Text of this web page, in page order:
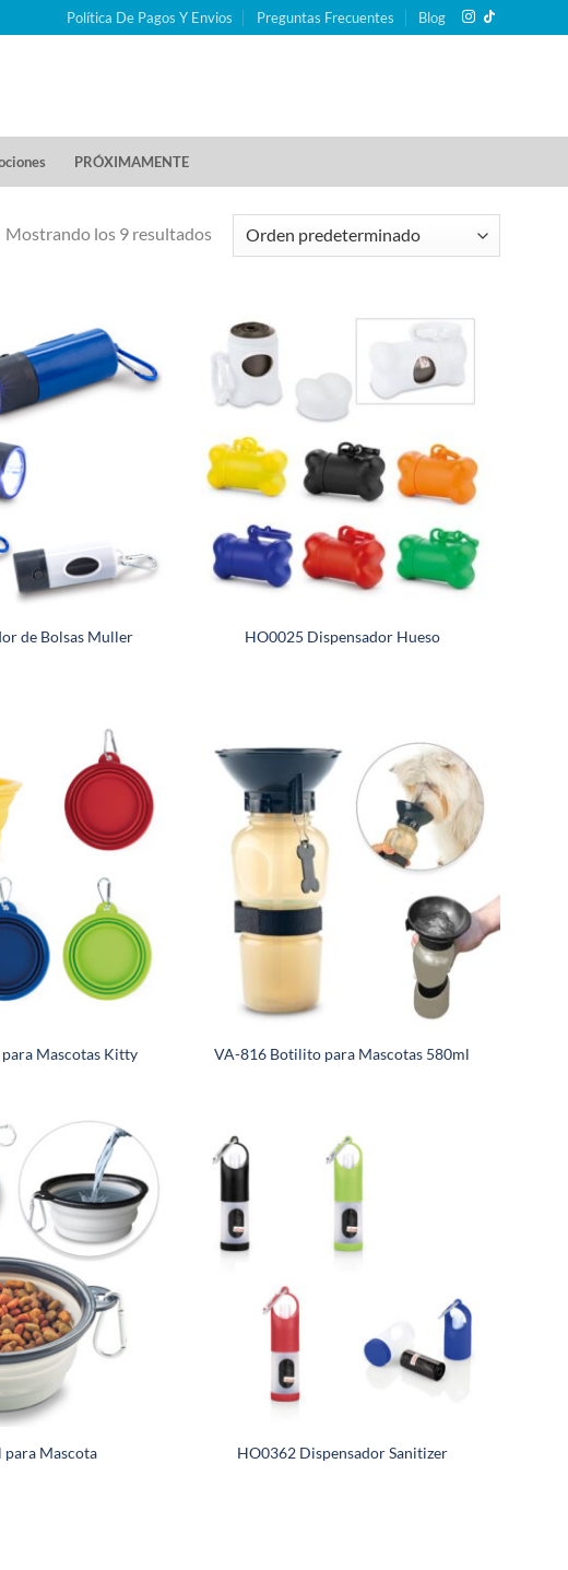
Política De Pagos Y Envios Preguntas Frecuentes Blog
PRÓXIMAMENTE
Mostrando los 9 resultados
de Bolsas Muller HO0025 Dispensador Hueso
Mascotas Kitty VA-816 Botilito para Mascotas 580ml
Mascota HO0362 Dispensador Sanitizer